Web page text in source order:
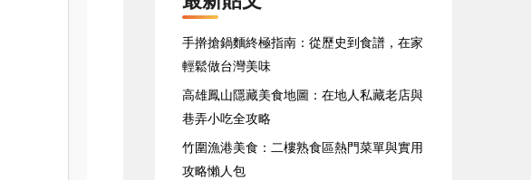
手擀搶鍋麵終極指南：從歷史到食譜，在家
輕鬆做台灣美味
高雄鳳山隱藏美食地圖：在地人私藏老店與
巷弄小吃全攻略
竹圍漁港美食：二樓熟食區熱門菜單與實用
攻略懶人包